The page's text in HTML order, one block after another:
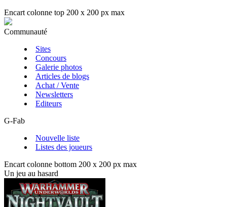
Encart colonne top 200 x 200 px max
Communauté
Sites
Concours
Galerie photos
Articles de blogs
Achat / Vente
Newsletters
Editeurs
G-Fab
Nouvelle liste
Listes des joueurs
Encart colonne bottom 200 x 200 px max
Un jeu au hasard